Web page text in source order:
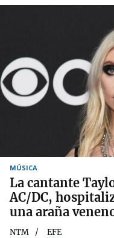
MÚSICA
La cantante
AC/DC,
una araña
NTM EFE